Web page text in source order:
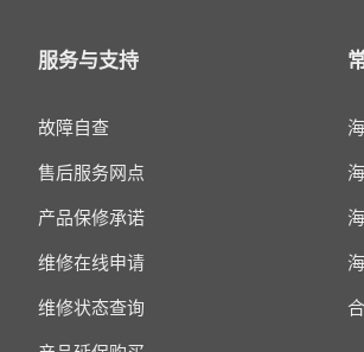
服务与支持
故障自查
售后服务网点
产品保修承诺
维修在线申请
维修状态查询